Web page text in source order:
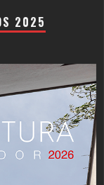
2025